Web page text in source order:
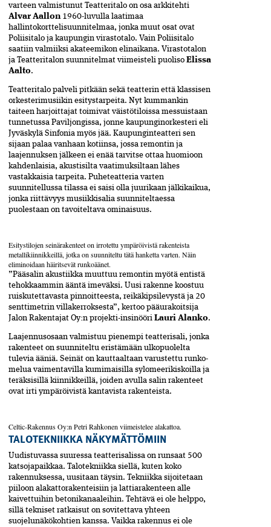
varteen valmistunut Teatteritalo on osa arkkitehti
Alvar Aallon 1960-luvulla laatimaa
hallintokorttelisuunnitelmaa, jonka muut osat ovat
Poliisitalo ja kaupungin virastotalo. Vain Poliisitalo
saatiin valmiiksi akateemikon elinaikana. Virasto­talon
ja Teatteritalon suunnitelmat viimeisteli puo­liso Elissa
Aalto.
Teatteritalo palveli pitkään sekä teatterin että­ klassi­sen
orkesterimusiikin esitystarpeita. Nyt kummankin
taiteen harjoittajat toimivat väistötiloissa­ messuistaan
tunnetussa Paviljongissa, jonne kaupungin­orkesteri eli
Jyväskylä Sinfonia myös jää. Kaupunginteatteri sen
sijaan palaa vanhaan kotiinsa, jossa remontin ja
laajennuksen jälkeen ei enää tarvitse ottaa huomioon
kahdenlaisia, akustisilta vaatimuksiltaan lähes
vastakkaisia tarpeita. Puheteatteria varten
suunnitellussa tilassa ei saisi olla juurikaan jälkikaikua,
jonka riittävyys musiikkisalia suunniteltaessa
puolestaan on tavoiteltava ominaisuus.
Esitystilojen seinärakenteet on irrotettu ympäröivistä­ rakenteista
metallikiinnikkeillä, jotka on suunniteltu­ tätä hanketta varten. Näin
eliminoidaan häiritsevät runkoäänet.
”Pääsalin akustiikka muuttuu remontin myötä entistä
tehokkaammin ääntä imeväksi. Uusi rakenne koostuu
ruiskutettavasta pinnoitteesta, reikäkipsi­levystä ja 20
senttimetrin villakerroksesta”, kertoo pääurakoitsija
Jalon Rakentajat Oy:n projekti-insi­nööri Lauri Alanko.
Laajennusosaan valmistuu pienempi teatterisali, jonka
rakenteet on suunniteltu eristämään ulkopuolelta
tulevia ääniä. Seinät on kauttaaltaan varustettu runko­
melua vaimentavilla kumimaisilla sylomeeri­kiskoilla ja
teräksisillä kiinnikkeillä, joiden avulla salin rakenteet
ovat irti ympäröivistä kantavista rakenteis­ta.
Celtic-Rakennus Oy:n Petri Rahkonen viimeistelee alakattoa.
TALOTEKNIIKKA NÄKYMÄTTÖMIIN
Uudistuvassa suuressa teatterisalissa on runsaat 500
katsojapaikkaa. Talotekniikka siellä, kuten koko
rakennuksessa, uusitaan täysin. Tekniikka sijoitetaan
piiloon alakattorakenteisiin ja lattiarakenteen alle
kaivettuihin betonikanaaleihin. Tehtävä ei ole helppo,
sillä tekniset ratkaisut on sovitettava yhteen
suojelunäkökohtien kanssa. Vaikka rakennus ei ole